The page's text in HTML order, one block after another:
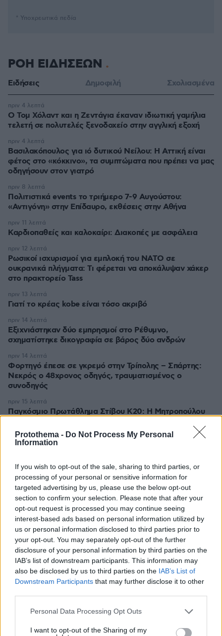
Protothema - Do Not Process My Personal
Information
If you wish to opt-out of the sale, sharing to third parties, or
processing of your personal or sensitive information for
targeted advertising by us, please use the below opt-out
section to confirm your selection. Please note that after your
opt-out request is processed you may continue seeing
interest-based ads based on personal information utilized by
us or personal information disclosed to third parties prior to
your opt-out. You may separately opt-out of the further
disclosure of your personal information by third parties on the
IAB’s list of downstream participants. This information may
also be disclosed by us to third parties on the IAB’s List of
Downstream Participants that may further disclose it to other
Please note that this website/app uses one or more Google
not limited to your visit or usage behaviour. You may click to
Personal Data Processing Opt Outs
I want to opt-out of the Sharing of my
* Υποχρεωτικά πεδία
ΡΟΗ ΕΙΔΗΣΕΩΝ
Ειδήσεις Δημοφιλή Σχολιασμένα
O Τομ Χόλαντ και η Ζεντάγια έκαναν ιδιωτική γαμήλια
τελετή σε πολυτελές ξενοδοχείο στην αγγλική εξοχή
πριν 4 λεπτά
Βασιλακόπουλος για ιό δυτικού Νείλου: Η Αττική είναι
φέτος στο «κόκκινο», τα συμπτώματα που πρέπει να μας
οδηγήσουν στον γιατρό
πριν 4 λεπτά
Πολιτιστικά events το τριήμερο 7-9 Αυγούστου:
«Αντιγόνη» στην Επίδαυρο, εκθέσεις στην Αθήνα
πριν 8 λεπτά
Καρδιοπαθείς και καλοκαίρι: Διακοπές με ασφάλεια
πριν 11 λεπτά
Ρωσικοί ισχυρισμοί για εμπλοκή του ΝΑΤΟ σε
ουκρανικά πλήγματα: Τι φέρεται να αποκάλυψαν χάκερ
στο πρακτορείο Tass
πριν 12 λεπτά
Γιατί το κρέας kobe είναι τόσο ακριβό
πριν 13 λεπτά
Εξιχνιάστηκαν δύο εμπρησμοί στο Ρέθυμνο,
σχηματίστηκε δικογραφία σε βάρος δύο ανδρών
πριν 14 λεπτά
Φορτηγό έπεσε σε γκρεμό στην Τρίπολης – Σπάρτης:
Νεκρός ο 48χρονος οδηγός, τραυματισμένος ο
συνοδηγός
πριν 14 λεπτά
Παγκόσμιο Πρωτάθλημα Στίβου Κ20: Η Μητροπούλου
Όρεγκον
πριν 15 λεπτά
περιποίηση της επιδερμίδας
πριν 19 λεπτά
ΔΕΙΤΕ ΟΛΕΣ ΤΙΣ ΕΙΔΗΣΕΙΣ
ΤΑ ΠΙΟ ΔΗΜΟΦΙΛΗ